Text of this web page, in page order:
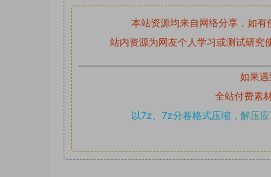
本站资源均来自网络分享，如
站内资源为网友个人学习或测试研究
如果
全站付费素
以7z、7z分卷格式压缩， 解压